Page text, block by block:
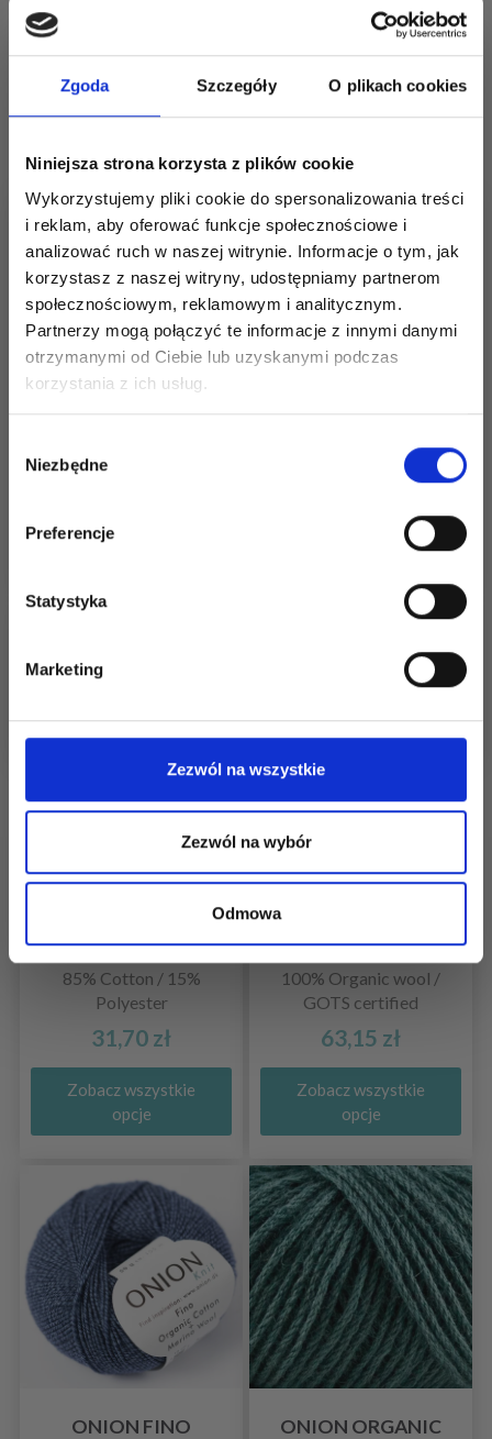
Zgoda Szczegóły O plikach cookies
Niniejsza strona korzysta z plików cookie
Wykorzystujemy pliki cookie do spersonalizowania treści
i reklam, aby oferować funkcje społecznościowe i
analizować ruch w naszej witrynie. Informacje o tym, jak
korzystasz z naszej witryny, udostępniamy partnerom
społecznościowym, reklamowym i analitycznym.
Partnerzy mogą połączyć te informacje z innymi danymi
otrzymanymi od Ciebie lub uzyskanymi podczas
korzystania z ich usług.
zgody
Niezbędne
Preferencje
Statystyka
Marketing
Zezwól na wszystkie
Zezwól na wybór
Odmowa
ONION NO.3
ORGANIC
WOOL+NETTLES
70% Wełna organiczna /
30% Włókna pokrzywy
Zobacz wszystkie
SCHEEPJES TRULY
SCRUMPTIOUS
recyled plastic bottles /
Zobacz wszystkie
85% Cotton / 15%
Polyester
31,70 zł
Zobacz wszystkie
opcje
PURA GOTS
100% Organic wool /
GOTS certified
63,15 zł
Zobacz wszystkie
opcje
ONION FINO
ONION ORGANIC
Oszczędź nawet do 50%
miłośników włóczek i uzyskaj wyłączny
dostęp do inspirujących wzorów na druty i